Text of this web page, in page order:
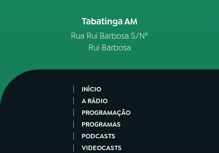
Tabatinga AM
Rua Rui Barbosa S/Nº
Rui Barbosa
INÍCIO
A RÁDIO
PROGRAMAÇÃO
PROGRAMAS
PODCASTS
VIDEOCASTS